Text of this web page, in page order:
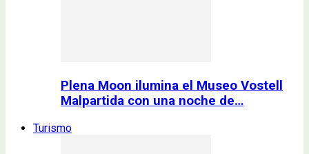
Plena Moon ilumina el Museo Vostell
Malpartida con una noche de…
Turismo